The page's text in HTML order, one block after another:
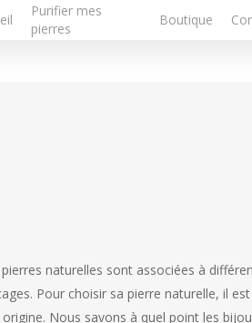
Purifier mes
pierres
Boutique
naturelles sont associées à
Pour choisir sa pierre naturelle, il
origine. Nous savons à quel point les